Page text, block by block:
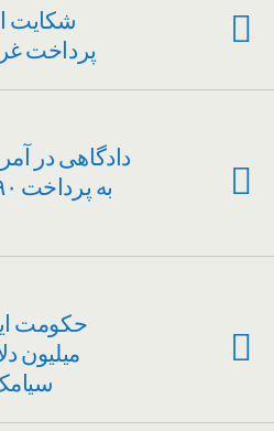
شکایت
پرداخت
دادگاهی در
میلیون